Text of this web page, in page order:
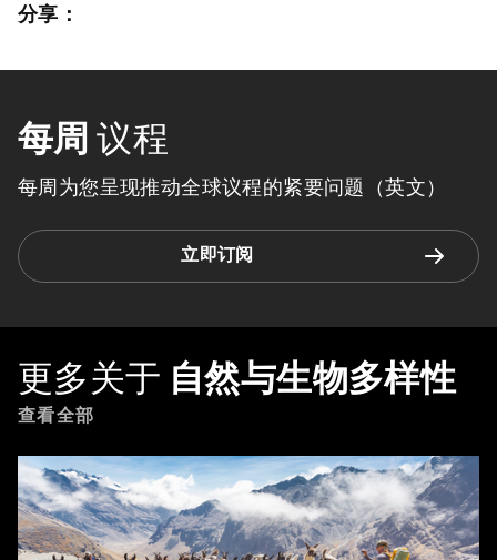
分享：
每周 议程
每周为您呈现推动全球议程的紧要问题（英文）
立即订阅
更多关于 自然与生物多样性
查看全部